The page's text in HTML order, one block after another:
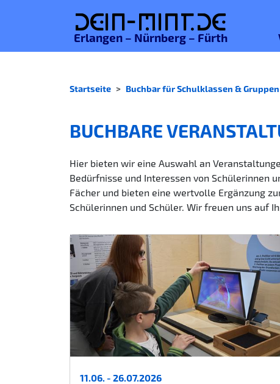
Dein-MINT.de
Erlangen – Nürnberg – Fürth
Startseite Buchbar für Schulklassen & Gruppen
BUCHBARE
Hier bieten wir eine Auswahl an
Bedürfnisse und Interessen von Schülerinnen
Fächer und bieten eine wertvolle Ergänzung
Schülerinnen und Schüler. Wir freuen uns auf
11.06. - 26.07.2026